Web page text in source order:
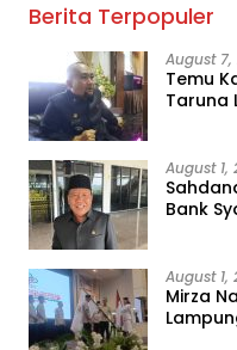
Berita Terpopuler
August 7,
Temu
Taruna
August 1,
Bank
August 1,
Mirza